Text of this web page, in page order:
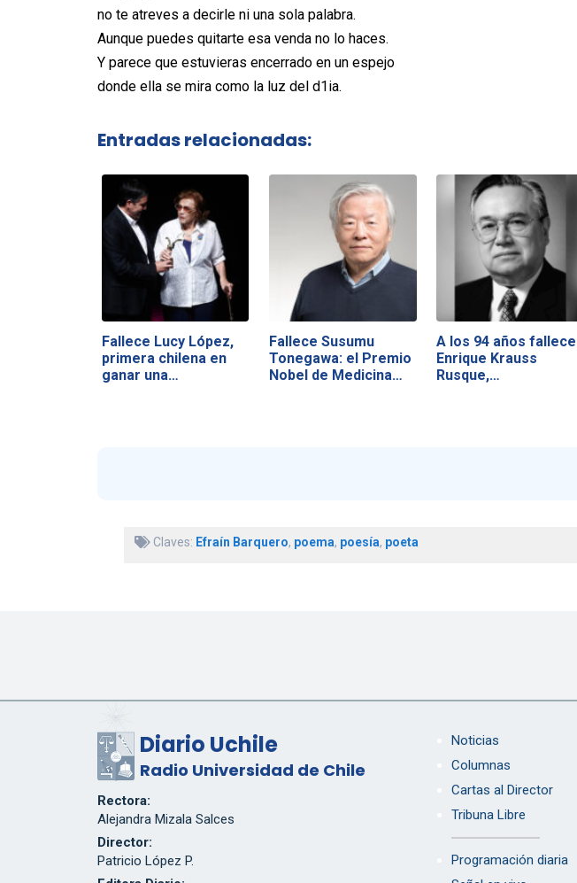
no te atreves a decirle ni una sola palabra.
Aunque puedes quitarte esa venda no lo haces.
Y parece que estuvieras encerrado en un espejo
donde ella se mira como la luz del d1ia.
Entradas relacionadas:
Fallece Lucy López,
primera chilena en
ganar una…
Fallece Susumu
Tonegawa: el Premio
Nobel de Medicina…
A los 94 años fallece
Enrique Krauss
Rusque,…
Claves: Efraín Barquero, poema, poesía, poeta
Diario Uchile
Radio Universidad de Chile
Rectora:
Alejandra Mizala Salces
Director:
Patricio López P.
Noticias
Columnas
Cartas al Director
Tribuna Libre
Programación diaria